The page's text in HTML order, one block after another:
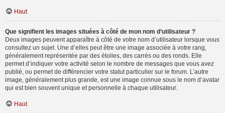
Haut
Que signifient les images situées à côté de mon nom d’utilisateur ?
Deux images peuvent apparaître à côté de votre nom d’utilisateur lorsque vous
consultez un sujet. Une d’elles peut être une image associée à votre rang,
généralement représentée par des étoiles, des carrés ou des ronds. Elle
permet d’indiquer votre activité selon le nombre de messages que vous avez
publié, ou permet de différencier votre statut particulier sur le forum. L’autre
image, généralement plus grande, est une image connue sous le nom d’avatar
qui est bien souvent unique et personnelle à chaque utilisateur.
Haut